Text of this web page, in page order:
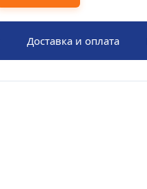
Доставка и оплата